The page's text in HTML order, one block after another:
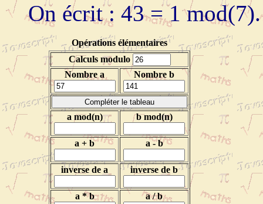
On écrit : 43 = 1 mod(7).
Opérations élémentaires
Calculs modulo
Nombre a
Nombre b
a mod(n) b mod(n)
a + b a - b
inverse de a inverse de b
a * b a / b